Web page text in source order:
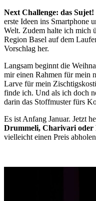
Next Challenge: das Sujet!
erste Ideen ins Smartphone
Welt. Zudem halte ich mich
Region Basel auf dem
Vorschlag her.
Langsam beginnt die
mir einen Rahmen für mein
Larve für mein
finde ich. Und als ich doch
darin das Stoffmuster fürs
Drummeli, Charivari oder
vielleicht einen Preis